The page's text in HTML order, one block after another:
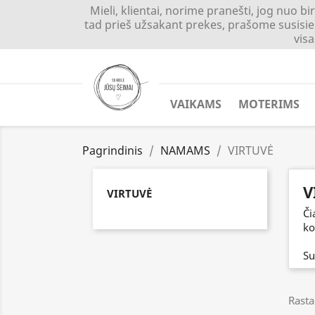
Mieli, klientai, norime pranešti, jog nuo
tad prieš užsakant prekes, prašome
VAIKAMS MOTERIMS
Pagrindinis NAMAMS VIRTUVĖ
VIRTUVĖ